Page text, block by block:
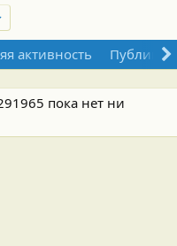
активность
пока нет ни